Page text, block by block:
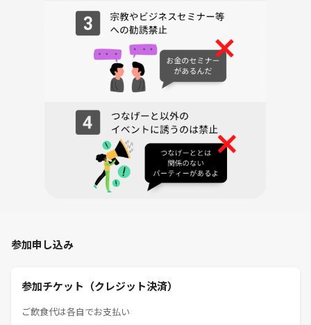
・幽霊に取り憑かれているから、除霊・お祓いして欲しい！（笑）
【⚠️ 禁忌：以下の者は門をくぐるべからず】
・他人の話を聞けず、自分の話ばかりする人
・他人の意見に対して否定、批判をする人
【 潜伏者の声（参加者の感想）】
・想像を絶する情報で時間があっという間に過ぎました！
（飲食店勤務 20代男性）
た！
・参加したらフリーメイソンの方もいてビックリしました！
参加申し込み
参加チケット（クレジット決済）
ご飲食代は各自でお支払い